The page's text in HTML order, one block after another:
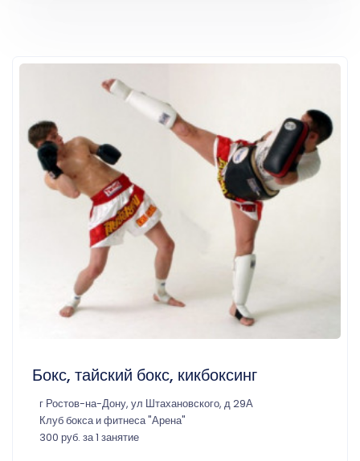
Бокс, тайский бокс, кикбоксинг
г Ростов-на-Дону, ул Штахановского, д 29А
Клуб бокса и фитнеса "Арена"
300 руб. за 1 занятие